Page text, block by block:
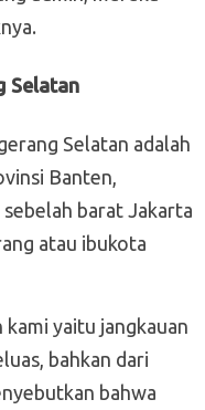
Selatan
Selatan adalah
Banten,
barat Jakarta
atau ibukota
yaitu jangkauan
bahkan dari
bahwa